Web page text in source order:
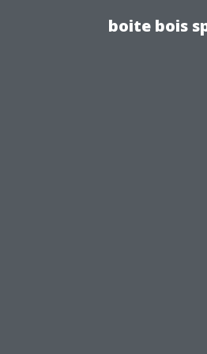
boite bois